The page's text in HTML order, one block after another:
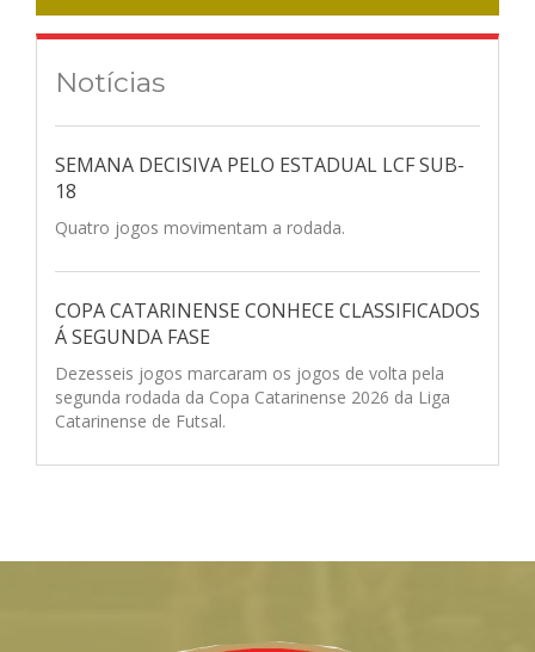
Notícias
SEMANA DECISIVA PELO ESTADUAL LCF SUB-
18
Quatro jogos movimentam a rodada.
COPA CATARINENSE CONHECE CLASSIFICADOS
Á SEGUNDA FASE
Dezesseis jogos marcaram os jogos de volta pela
segunda rodada da Copa Catarinense 2026 da Liga
Catarinense de Futsal.